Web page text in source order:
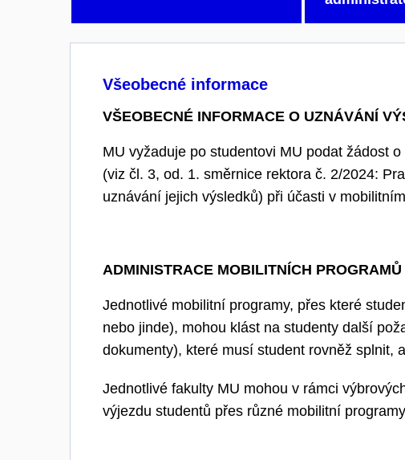
Všeobecné informace
VŠEOBECNÉ INFORMACE O UZNÁVÁNÍ
MU vyžaduje po studentovi MU podat žádost
(viz čl. 3, od. 1. směrnice rektora č. 2/2024:
uznávání jejich výsledků) při účasti v
ADMINISTRACE MOBILITNÍCH PROGRAMŮ
Jednotlivé mobilitní programy, přes které
nebo jinde), mohou klást na studenty další
dokumenty), které musí student rovněž splnit,
Jednotlivé fakulty MU mohou v rámci
výjezdu studentů přes různé mobilitní